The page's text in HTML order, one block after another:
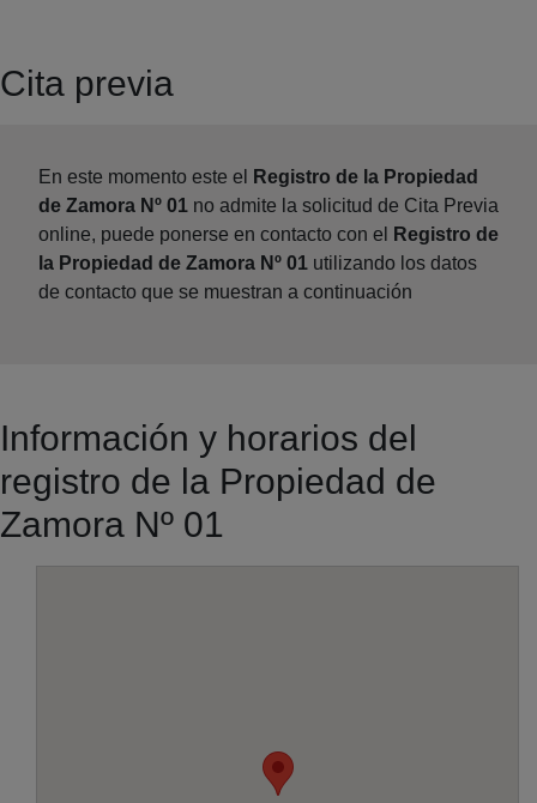
Cita previa
En este momento este el
Registro de la Propiedad
de Zamora Nº 01 no admite la solicitud de Cita Previa
online, puede ponerse en contacto con el
Registro de
la Propiedad de Zamora Nº 01 utilizando los datos
de contacto que se muestran a continuación
Información y horarios del
registro de la Propiedad de
Zamora Nº 01